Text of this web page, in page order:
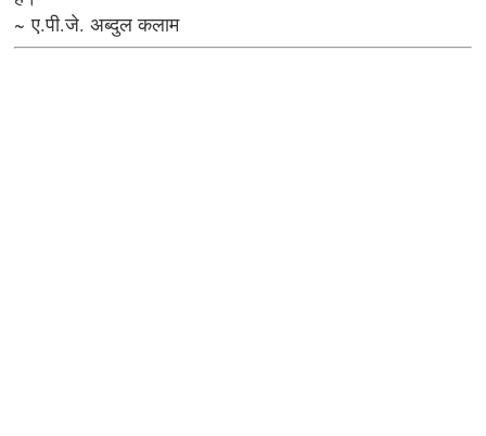
~ ए.पी.जे. अब्दुल कलाम